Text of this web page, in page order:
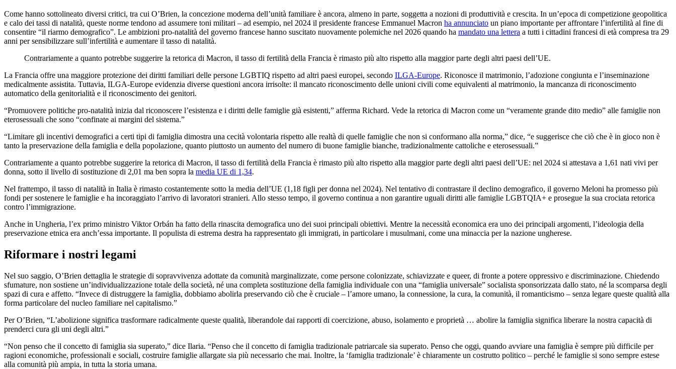
Come hanno sottolineato diversi critici, tra cui O’Brien, la concezione moderna dell’unità familiare è ancora, almeno in parte, soggetta a nozioni di produttività e crescita. In un’epoca di competizione geopolitica
e calo dei tassi di natalità, queste norme tendono ad assumere toni militari – ad esempio, nel 2024 il presidente francese Emmanuel Macron ha annunciato un piano importante per affrontare l’infertilità al fine di
consentire “il riarmo demografico”. Le ambizioni pro-natalità del governo francese hanno suscitato nuovamente polemiche nel 2026 quando ha mandato una lettera a tutti i cittadini francesi di età compresa tra 29
anni per sensibilizzare sull’infertilità e aumentare il tasso di natalità.
Contrariamente a quanto potrebbe suggerire la retorica di Macron, il tasso di fertilità della Francia è rimasto più alto rispetto alla maggior parte degli altri paesi dell’UE.
La Francia offre una maggiore protezione dei diritti familiari delle persone LGBTIQ rispetto ad altri paesi europei, secondo ILGA-Europe. Riconosce il matrimonio, l’adozione congiunta e l’inseminazione
medicalmente assistita. Tuttavia, ILGA-Europe evidenzia diverse questioni ancora irrisolte: il mancato riconoscimento delle unioni civili come equivalenti al matrimonio, la mancanza di riconoscimento
automatico della genitorialità e il riconoscimento dei genitori.
“Promuovere politiche pro-natalità inizia dal riconoscere l’esistenza e i diritti delle famiglie già esistenti,” afferma Richard. Vede la retorica di Macron come un “veramente grande dito medio” alle famiglie non
eterosessuali che sono “confinate ai margini del sistema.”
“Limitare gli incentivi demografici a certi tipi di famiglia dimostra una cecità volontaria rispetto alle realtà di quelle famiglie che non si conformano alla norma,” dice, “e suggerisce che ciò che è in gioco non è
tanto la preservazione della famiglia e della popolazione, quanto piuttosto un aumento del numero di buone famiglie bianche, tradizionalmente cattoliche e eterosessuali.”
Contrariamente a quanto potrebbe suggerire la retorica di Macron, il tasso di fertilità della Francia è rimasto più alto rispetto alla maggior parte degli altri paesi dell’UE: nel 2024 si attestava a 1,61 nati vivi per
donna, sotto il livello di sostituzione di 2,01 ma ben sopra la media UE di 1,34.
Nel frattempo, il tasso di natalità in Italia è rimasto costantemente sotto la media dell’UE (1,18 figli per donna nel 2024). Nel tentativo di contrastare il declino demografico, il governo Meloni ha promesso più
fondi per sostenere le famiglie e ha incoraggiato l’arrivo di lavoratori stranieri. Allo stesso tempo, il governo continua a non garantire uguali diritti alle famiglie LGBTQIA+ e prosegue la sua crociata retorica
contro l’immigrazione.
Anche in Ungheria, l’ex primo ministro Viktor Orbán ha fatto della rinascita demografica uno dei suoi principali obiettivi. Mentre la necessità economica era uno dei principali argomenti, l’ideologia della
preservazione etnica era anch’essa importante. Il populista di estrema destra ha rappresentato gli immigrati, in particolare i musulmani, come una minaccia per la nazione ungherese.
Riformare i nostri legami
Nel suo saggio, O’Brien dettaglia le strategie di sopravvivenza adottate da comunità marginalizzate, come persone colonizzate, schiavizzate e queer, di fronte a potere oppressivo e discriminazione. Chiedendo
sfumature, non sostiene un’individualizzazione totale della società, né una completa sostituzione della famiglia individuale con una “famiglia universale” socialista sponsorizzata dallo stato, né la scomparsa degli
spazi di cura e affetto. “Invece di distruggere la famiglia, dobbiamo abolirla preservando ciò che è cruciale – l’amore umano, la connessione, la cura, la comunità, il romanticismo – senza legare queste qualità alla
forma particolare del nucleo familiare nel capitalismo.”
Per O’Brien, “L’abolizione significa trasformare radicalmente queste qualità, liberandole dai rapporti di coercizione, abuso, isolamento e proprietà … abolire la famiglia significa liberare la nostra capacità di
prenderci cura gli uni degli altri.”
“Non penso che il concetto di famiglia sia superato,” dice Ilaria. “Penso che il concetto di famiglia tradizionale patriarcale sia superato. Penso che oggi, quando avviare una famiglia è sempre più difficile per
ragioni economiche, professionali e sociali, costruire famiglie allargate sia più necessario che mai. Inoltre, la ‘famiglia tradizionale’ è chiaramente un costrutto politico – perché le famiglie si sono sempre estese
alla comunità più ampia, in tutta la storia umana.